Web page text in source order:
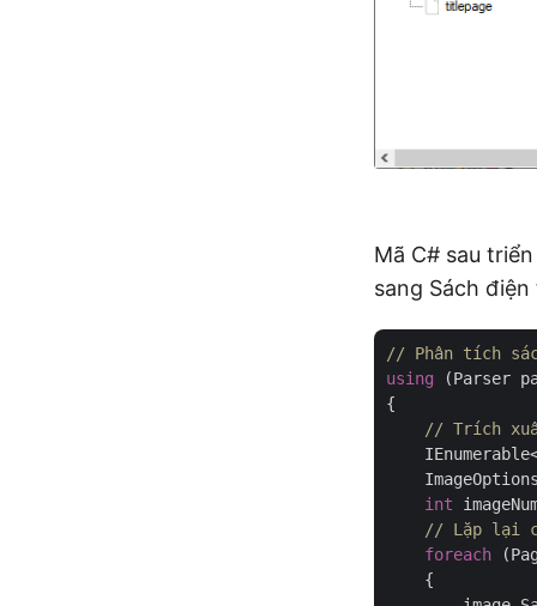
Mã C# sau
sang Sách
// Phân tích
using (Parser
{
// Trích
int
// Lặp lại
foreach
    {